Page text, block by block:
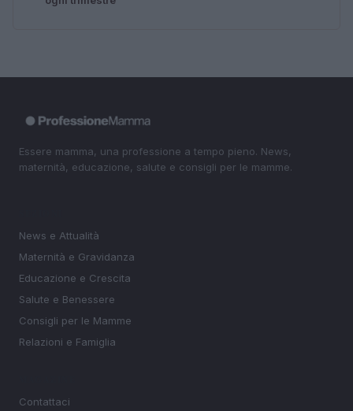
Essere mamma, una professione a tempo pieno. News,
maternità, educazione, salute e consigli per le mamme.
News e Attualità
Maternità e Gravidanza
Educazione e Crescita
Salute e Benessere
Consigli per le Mamme
Relazioni e Famiglia
Contattaci